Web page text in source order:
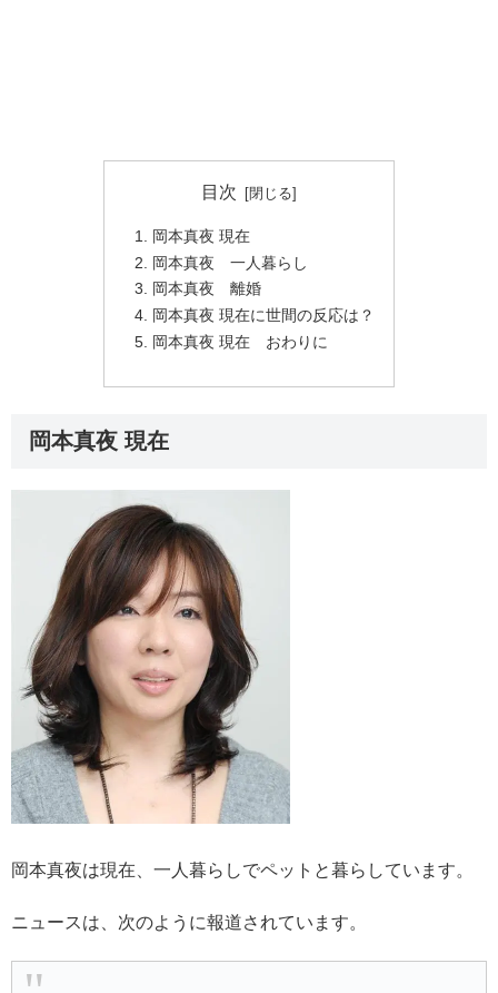
目次
岡本真夜 現在
岡本真夜 一人暮らし
岡本真夜 離婚
岡本真夜 現在に世間の反応は？
岡本真夜 現在 おわりに
岡本真夜 現在
岡本真夜は現在、一人暮らしでペットと暮らしています。
ニュースは、次のように報道されています。